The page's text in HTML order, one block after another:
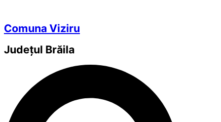
Comuna Viziru
Județul Brăila